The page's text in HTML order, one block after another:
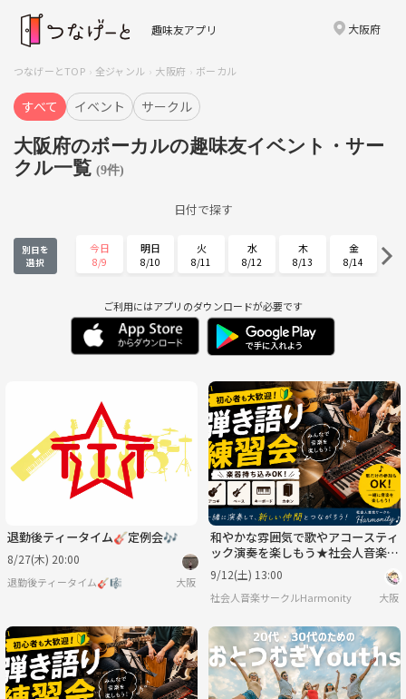
趣味友アプリ 大阪府
つなげーとTOP 全ジャンル 大阪府 ボーカル
すべて イベント サークル
大阪府のボーカルの趣味友イベント・サー
クル一覧 (9件)
日付で探す
別日を
選択
今日
8/9
明日
8/10
火
8/11
水
8/12
木
8/13
金
8/14
8/15 8/16 8/17 8/18 8/19
金
8/21
土
8/22
月
8/24
火
8/25
8/29 8/30 8/31 9/1
水
9/2
土
9/5
日
9/6
月
9/7
ご利用にはアプリのダウンロードが必要です
退勤後ティータイム🎸定例会🎶
8/27(木) 20:00
退勤後ティータイム🎸🎼 大阪
和やかな雰囲気で歌やアコースティ
ック演奏を楽しもう★社会人音楽サ
ークル練習会
9/12(土) 13:00
社会人音楽サークルHarmonity 大阪